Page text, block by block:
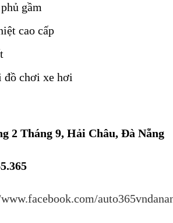
gầm
cao cấp
đồ chơi xe hơi
2 Tháng 9, Hải Châu, Đà Nẵng